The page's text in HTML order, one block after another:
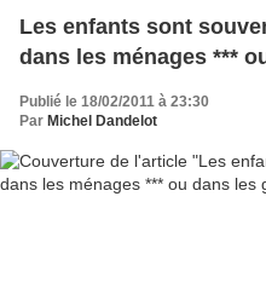
Les enfants sont
dans les ménages ***
Publié le 18/02/2011 à 23:30
Par Michel Dandelot